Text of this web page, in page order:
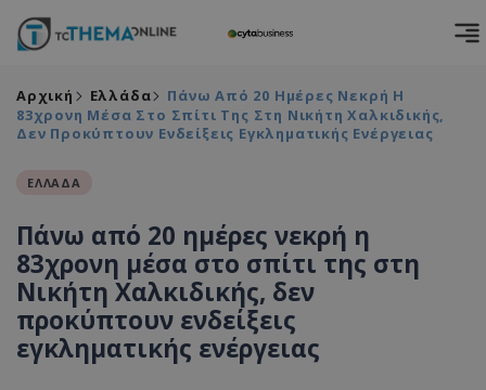
Αρχική Ελλάδα
Πάνω Από 20 Ημέρες Νεκρή Η
83χρονη Μέσα Στο Σπίτι Της Στη Νικήτη Χαλκιδικής,
Δεν Προκύπτουν Ενδείξεις Εγκληματικής Ενέργειας
ΕΛΛΑΔΑ
Πάνω από 20 ημέρες νεκρή η
83χρονη μέσα στο σπίτι της στη
Νικήτη Χαλκιδικής, δεν
προκύπτουν ενδείξεις
εγκληματικής ενέργειας